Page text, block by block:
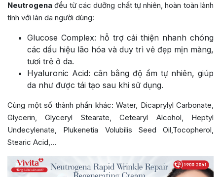
Neutrogena đều từ các dưỡng chất tự nhiên, hoàn toàn lành
tính với làn da người dùng:
Glucose Complex: hỗ trợ cải thiện nhanh chóng
các dấu hiệu lão hóa và duy trì vẻ đẹp mịn màng,
tươi trẻ ở da.
Hyaluronic Acid: cân bằng độ ẩm tự nhiên, giúp
da như được tái tạo sau khi sử dụng.
Cùng một số thành phần khác: Water, Dicaprylyl Carbonate,
Glycerin, Glyceryl Stearate, Cetearyl Alcohol, Heptyl
Undecylenate, Plukenetia Volubilis Seed Oil,Tocopherol,
Stearic Acid,…